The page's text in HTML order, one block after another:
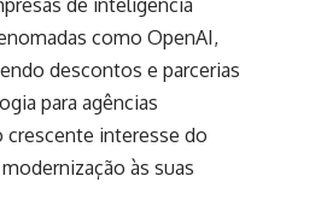
como OpenAI,
descontos e parcerias
para agências
crescente interesse do
às suas